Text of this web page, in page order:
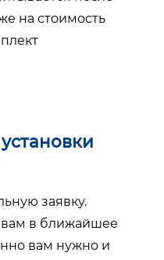
на стоимость
заявку.
в ближайшее
вам нужно и